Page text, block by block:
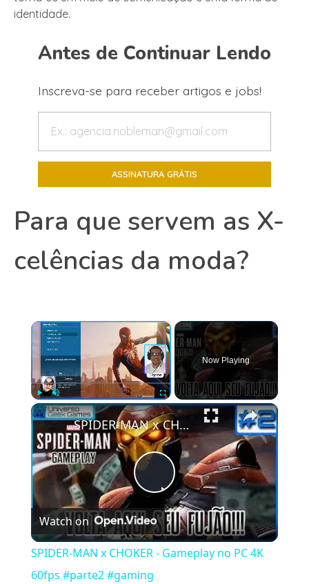
identidade.
Antes de Continuar Lendo
Inscreva-se para receber artigos e jobs!
Para que servem as X-
celências da moda?
×
Play Unmute Fullscreen
Now Playing
×
Play
Video
SPIDER-MAN x CHOKER - Gameplay no PC 4K 60fps #parte2 #gaming
Watch on
SPIDER-MAN x CHOKER - Gameplay no PC 4K
60fps #parte2 #gaming